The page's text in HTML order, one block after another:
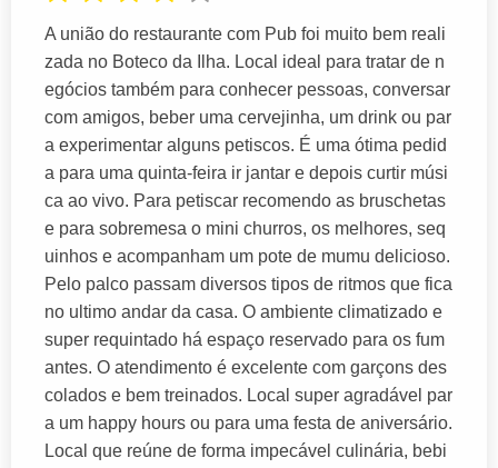
A união do restaurante com Pub foi muito bem reali
zada no Boteco da Ilha. Local ideal para tratar de n
egócios também para conhecer pessoas, conversar
com amigos, beber uma cervejinha, um drink ou par
a experimentar alguns petiscos. É uma ótima pedid
a para uma quinta-feira ir jantar e depois curtir músi
ca ao vivo. Para petiscar recomendo as bruschetas
e para sobremesa o mini churros, os melhores, seq
uinhos e acompanham um pote de mumu delicioso.
Pelo palco passam diversos tipos de ritmos que fica
no ultimo andar da casa. O ambiente climatizado e
super requintado há espaço reservado para os fum
antes. O atendimento é excelente com garçons des
colados e bem treinados. Local super agradável par
a um happy hours ou para uma festa de aniversário.
Local que reúne de forma impecável culinária, bebi